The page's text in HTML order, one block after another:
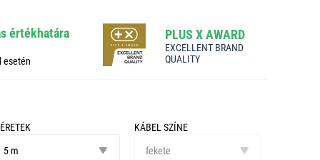
értékhatára
esetén
PLUS X AWARD
EXCELLENT BRAND
QUALITY
5 m
KÁBEL SZÍNE
színefekete